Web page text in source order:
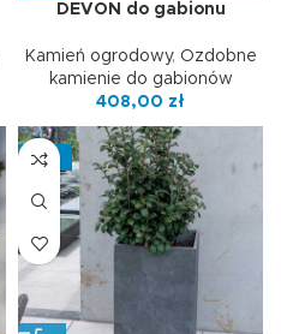
DEVON do gabionu
Kamień ogrodowy, Ozdobne
kamienie do gabionów
408,00 zł
-10%